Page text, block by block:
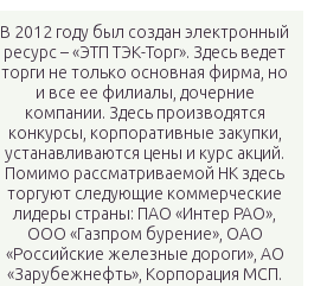
В 2012 году был создан электронный
ресурс – «ЭТП ТЭК-Торг». Здесь ведет
торги не только основная фирма, но
и все ее филиалы, дочерние
компании. Здесь производятся
конкурсы, корпоративные закупки,
устанавливаются цены и курс акций.
Помимо рассматриваемой НК здесь
торгуют следующие коммерческие
лидеры страны: ПАО «Интер РАО»,
ООО «Газпром бурение», ОАО
«Российские железные дороги», АО
«Зарубежнефть», Корпорация МСП.